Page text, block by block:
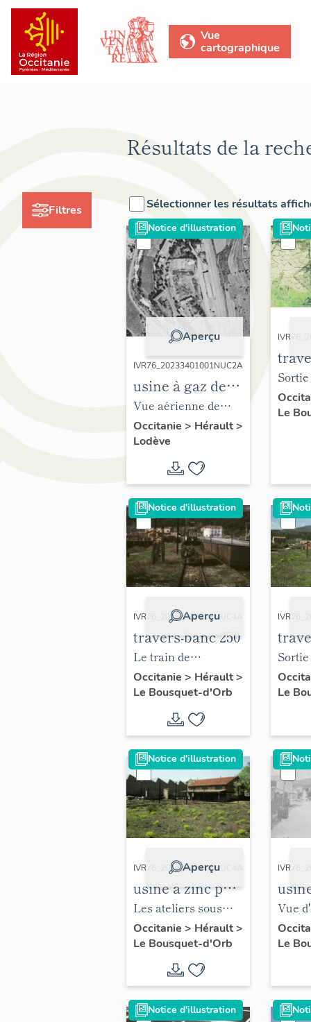
Vue
cartographique
Filtres
Résultats de la
Sélectionner les résultats
Notice d'illustration
Aperçu
IVR76_20233401001NUC2A
usine à gaz de la
Compagnie
d'Eclairage au
Gaz (détruite)
Vue aérienne de
l'usine à gaz de
Lodève, vers 1950-
Occitanie > Hérault>
Lodève
sur le
Le
Notice d'illustration
Aperçu
IVR76_20163403713NUC4A
travers-banc 250
Le train de
wagonnets tracté
par ""la Taupe"",
Occitanie > Hérault>
Le Bousquet-d'Orb
banc
Le
Notice d'illustration
Aperçu
IVR76_20163403765NUC4A
usine à zinc puis
carreau Debay
Les ateliers sous
sheds du carreau
Debay et le garage
des locos.
Occitanie > Hérault>
Le Bousquet-d'Orb
Vue
Le
Notice d'illustration